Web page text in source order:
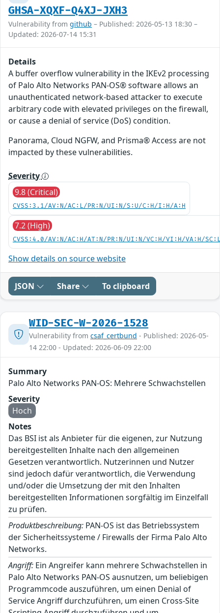
GHSA-XQXF-Q4XJ-JXH3
Vulnerability from github – Published: 2026-05-13 18:30 –
Updated: 2026-07-14 15:31
Details
A buffer overflow vulnerability in the IKEv2 processing
of Palo Alto Networks PAN-OS® software allows an
unauthenticated network-based attacker to execute
arbitrary code with elevated privileges on the firewall,
or cause a denial of service (DoS) condition.
Panorama, Cloud NGFW, and Prisma® Access are not
impacted by these vulnerabilities.
Severity
9.8 (Critical)
CVSS:3.1/AV:N/AC:L/PR:N/UI:N/S:U/C:H/I:H/A:H
7.2 (High)
CVSS:4.0/AV:N/AC:H/AT:N/PR:N/UI:N/VC:H/VI:H/VA:H/
Show details on source website
JSON Share To clipboard
WID-SEC-W-2026-1528
Vulnerability from csaf_certbund - Published: 2026-05-
14 22:00 - Updated: 2026-06-09 22:00
Summary
Palo Alto Networks PAN-OS: Mehrere Schwachstellen
Severity
Hoch
Notes
Das BSI ist als Anbieter für die eigenen, zur Nutzung
bereitgestellten Inhalte nach den allgemeinen
Gesetzen verantwortlich. Nutzerinnen und Nutzer
sind jedoch dafür verantwortlich, die Verwendung
und/oder die Umsetzung der mit den Inhalten
bereitgestellten Informationen sorgfältig im Einzelfall
zu prüfen.
Produktbeschreibung: PAN-OS ist das Betriebssystem
der Sicherheitssysteme / Firewalls der Firma Palo Alto
Networks.
Angriff: Ein Angreifer kann mehrere Schwachstellen in
Palo Alto Networks PAN-OS ausnutzen, um beliebigen
Programmcode auszuführen, um einen Denial of
Service Angriff durchzuführen, um einen Cross-Site